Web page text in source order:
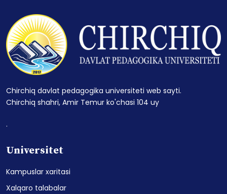
Chirchiq davlat pedagogika universiteti web sayti.
Chirchiq shahri, Amir Temur ko'chasi 104 uy
.
Universitet
Kampuslar xaritasi
Xalqaro talabalar